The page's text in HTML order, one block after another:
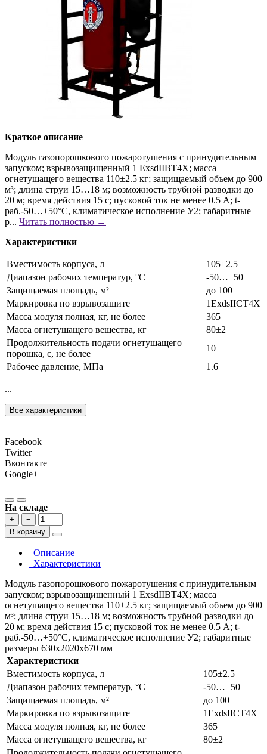
Краткое описание
Модуль газопорошкового пожаротушения с принудительным
запуском; взрывозащищенный 1 ExsdIIBT4X; масса
огнетушащего вещества 110±2.5 кг; защищаемый объем до 900
м³; длина струи 15…18 м; возможность трубной разводки до
20 м; время действия 15 с; пусковой ток не менее 0.5 А; t-
раб.-50…+50°С, климатическое исполнение У2; габаритные
р... Читать полностью →
Характеристики
Вместимость корпуса, л
105±2.5
Диапазон рабочих температур, °С
-50…+50
Защищаемая площадь, м²
до 100
Маркировка по взрывозащите
1ExdsIICT4X
Масса модуля полная, кг, не более
365
Масса огнетушащего вещества, кг
80±2
Продолжительность подачи огнетушащего
порошка, с, не более
10
Рабочее давление, МПа
1.6
...
Все характеристики
Facebook
Twitter
Вконтакте
Google+
На складе
+
−
В корзину
Описание
Характеристики
Модуль газопорошкового пожаротушения с принудительным
запуском; взрывозащищенный 1 ExsdIIBT4X; масса
огнетушащего вещества 110±2.5 кг; защищаемый объем до 900
м³; длина струи 15…18 м; возможность трубной разводки до
20 м; время действия 15 с; пусковой ток не менее 0.5 А; t-
раб.-50…+50°С, климатическое исполнение У2; габаритные
размеры 630х2020х670 мм
Характеристики
Вместимость корпуса, л
105±2.5
Диапазон рабочих температур, °С
-50…+50
Защищаемая площадь, м²
до 100
Маркировка по взрывозащите
1ExdsIICT4X
Масса модуля полная, кг, не более
365
Масса огнетушащего вещества, кг
80±2